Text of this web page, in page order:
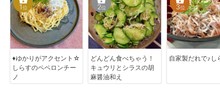
1位
♦️ゆかりがアクセント☆
しらすのペペロンチー
ノ
2位
どんどん食べちゃう！
キュウリとシラスの胡
麻醤油和え
3位
自家製だれで♪し